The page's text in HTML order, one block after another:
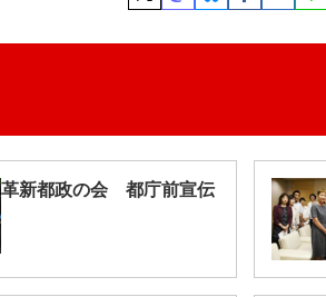
革新都政の会 都庁前宣伝